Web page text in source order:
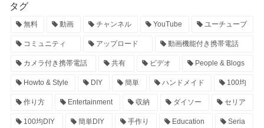
タグ
無料 動画 チャンネル YouTube ユーチューブ
コミュニティ アップロード 動画機能付き携帯電話
カメラ付き携帯電話 共有 ビデオ People & Blogs
Howto & Style DIY 簡単 ハンドメイド 100均
作り方 Entertainment 収納 ダイソー セリア
100均DIY 簡単DIY 手作り Education Seria